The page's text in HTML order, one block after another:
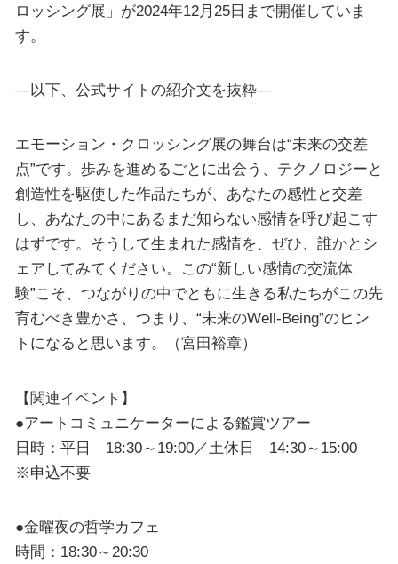
ロッシング展」が2024年12月25日まで開催していま
す。
—以下、公式サイトの紹介文を抜粋—
エモーション・クロッシング展の舞台は“未来の交差
点”です。歩みを進めるごとに出会う、テクノロジーと
創造性を駆使した作品たちが、あなたの感性と交差
し、あなたの中にあるまだ知らない感情を呼び起こす
はずです。そうして生まれた感情を、ぜひ、誰かとシ
ェアしてみてください。この“新しい感情の交流体
験”こそ、つながりの中でともに生きる私たちがこの先
育むべき豊かさ、つまり、“未来のWell-Being”のヒン
トになると思います。（宮田裕章）
【関連イベント】
●アートコミュニケーターによる鑑賞ツアー
日時：平日 18:30～19:00／土休日 14:30～15:00
※申込不要
●金曜夜の哲学カフェ
時間：18:30～20:30